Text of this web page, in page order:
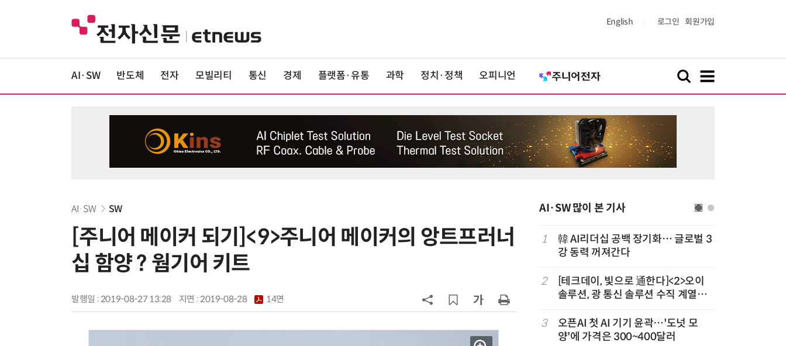
English 로그인 회원가입
AI·SW 반도체 전자 모빌리티 통신 경제 플랫폼·유통 과학 정치·정책 오피니언
AI·SW SW
[주니어 메이커 되기]<9>주니어 메이커의 앙트프러너
십 함양 ? 웜기어 키트
발행일 : 2019-08-27 13:28 지면 :2019-08-28 14면
AI·SW 많이 본 기사
구광모 LG 회장, 내주 美 실리콘밸리
다…5개사 등록 솔루션 1439개
원…“韓이 아태 승부처”
1
韓 AI리더십 공백 장기화… 글로벌 3
강 동력 꺼져간다
2
[테크데이, 빛으로 通한다]<2>오이
솔루션, 광 통신 솔루션 수직 계열
략'
3
오픈AI 첫 AI 기기 윤곽…'도넛 모
양'에 가격은 300~400달러